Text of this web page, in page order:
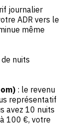
journalier
ADR vers le
même
nuits
: le revenu
représentatif
avez 10 nuits
100 €, votre